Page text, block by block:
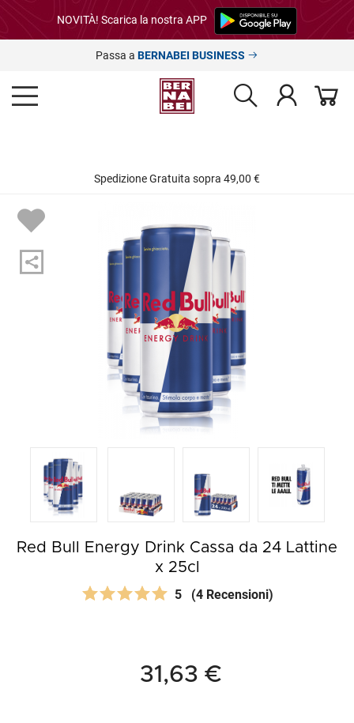
NOVITÀ! Scarica la nostra APP
Passa a BERNABEI BUSINESS
Spedizione Gratuita sopra 49,00 €
Red Bull Energy Drink Cassa da 24 Lattine
x 25cl
5 (4 Recensioni)
31,63 €